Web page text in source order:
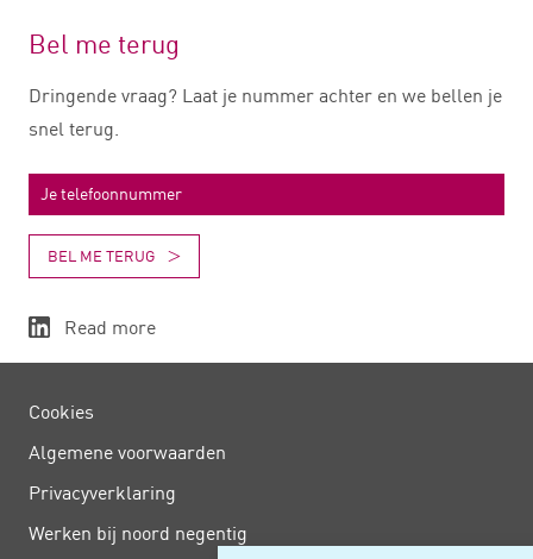
Bel me terug
Dringende vraag? Laat je nummer achter en we bellen je
snel terug.
BEL ME TERUG
Read more
Cookies
Algemene voorwaarden
Privacy­verklaring
Werken bij noord negentig